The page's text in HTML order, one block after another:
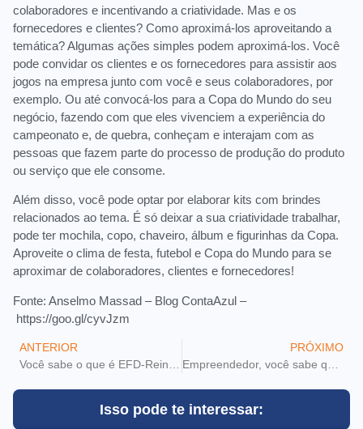
colaboradores e incentivando a criatividade. Mas e os
fornecedores e clientes? Como aproximá-los aproveitando a
temática? Algumas ações simples podem aproximá-los. Você
pode convidar os clientes e os fornecedores para assistir aos
jogos na empresa junto com você e seus colaboradores, por
exemplo. Ou até convocá-los para a Copa do Mundo do seu
negócio, fazendo com que eles vivenciem a experiência do
campeonato e, de quebra, conheçam e interajam com as
pessoas que fazem parte do processo de produção do produto
ou serviço que ele consome.
Além disso, você pode optar por elaborar kits com brindes
relacionados ao tema. É só deixar a sua criatividade trabalhar,
pode ter mochila, copo, chaveiro, álbum e figurinhas da Copa.
Aproveite o clima de festa, futebol e Copa do Mundo para se
aproximar de colaboradores, clientes e fornecedores!
Fonte: Anselmo Massad – Blog ContaAzul –
https://goo.gl/cyvJzm
ANTERIOR
PRÓXIMO
Isso pode te interessar: